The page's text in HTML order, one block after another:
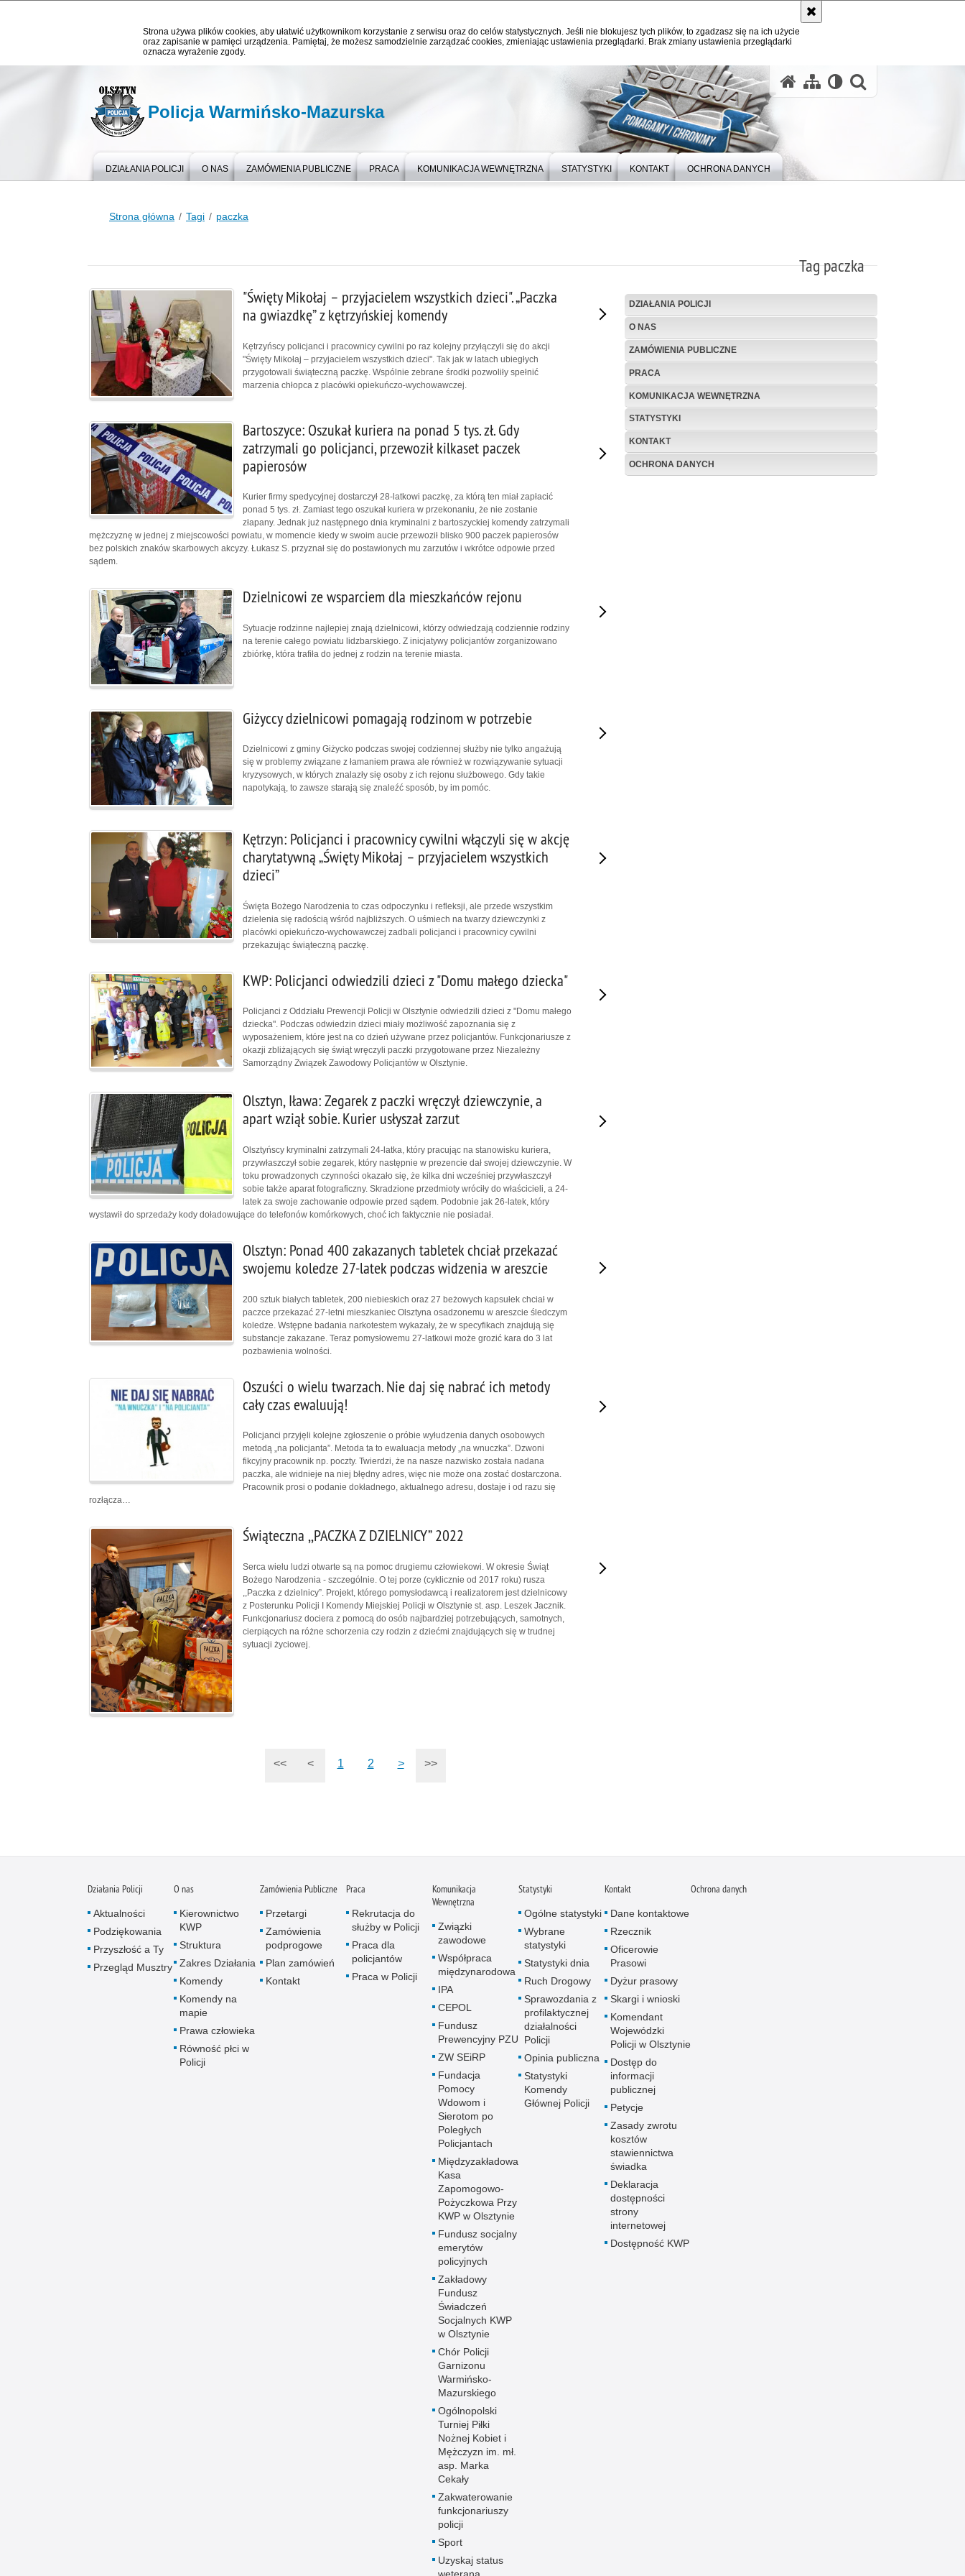
Strona używa plików cookies, aby ułatwić użytkownikom korzystanie z serwisu oraz do celów statystycznych. Jeśli nie blokujesz tych plików, to zgadzasz się na ich użycie
oraz zapisanie w pamięci urządzenia. Pamiętaj, że możesz samodzielnie zarządzać cookies, zmieniając ustawienia przeglądarki. Brak zmiany ustawienia przeglądarki
oznacza wyrażenie zgody.
Policja Warmińsko-Mazurska
DZIAŁANIA POLICJI O NAS ZAMÓWIENIA PUBLICZNE PRACA KOMUNIKACJA WEWNĘTRZNA STATYSTYKI KONTAKT OCHRONA DANYCH
Strona główna Tagi paczka
Tag paczka
DZIAŁANIA POLICJI
O NAS
ZAMÓWIENIA PUBLICZNE
PRACA
KOMUNIKACJA WEWNĘTRZNA
STATYSTYKI
KONTAKT
OCHRONA DANYCH
"Święty Mikołaj – przyjacielem wszystkich dzieci". „Paczka
na gwiazdkę” z kętrzyńskiej komendy
Kętrzyńscy policjanci i pracownicy cywilni po raz kolejny przyłączyli się do akcji
"Święty Mikołaj – przyjacielem wszystkich dzieci". Tak jak w latach ubiegłych
przygotowali świąteczną paczkę. Wspólnie zebrane środki pozwoliły spełnić
marzenia chłopca z placówki opiekuńczo-wychowawczej.
Bartoszyce: Oszukał kuriera na ponad 5 tys. zł. Gdy
zatrzymali go policjanci, przewoził kilkaset paczek
papierosów
Kurier firmy spedycyjnej dostarczył 28-latkowi paczkę, za którą ten miał zapłacić
ponad 5 tys. zł. Zamiast tego oszukał kuriera w przekonaniu, że nie zostanie
złapany. Jednak już następnego dnia kryminalni z bartoszyckiej komendy zatrzymali
mężczyznę w jednej z miejscowości powiatu, w momencie kiedy w swoim aucie przewoził blisko 900 paczek papierosów
bez polskich znaków skarbowych akcyzy. Łukasz S. przyznał się do postawionych mu zarzutów i wkrótce odpowie przed
sądem.
Dzielnicowi ze wsparciem dla mieszkańców rejonu
Sytuacje rodzinne najlepiej znają dzielnicowi, którzy odwiedzają codziennie rodziny
na terenie całego powiatu lidzbarskiego. Z inicjatywy policjantów zorganizowano
zbiórkę, która trafiła do jednej z rodzin na terenie miasta.
Giżyccy dzielnicowi pomagają rodzinom w potrzebie
Dzielnicowi z gminy Giżycko podczas swojej codziennej służby nie tylko angażują
się w problemy związane z łamaniem prawa ale również w rozwiązywanie sytuacji
kryzysowych, w których znalazły się osoby z ich rejonu służbowego. Gdy takie
napotykają, to zawsze starają się znaleźć sposób, by im pomóc.
Kętrzyn: Policjanci i pracownicy cywilni włączyli się w akcję
charytatywną „Święty Mikołaj – przyjacielem wszystkich
dzieci”
Święta Bożego Narodzenia to czas odpoczynku i refleksji, ale przede wszystkim
dzielenia się radością wśród najbliższych. O uśmiech na twarzy dziewczynki z
placówki opiekuńczo-wychowawczej zadbali policjanci i pracownicy cywilni
przekazując świąteczną paczkę.
KWP: Policjanci odwiedzili dzieci z "Domu małego dziecka"
Policjanci z Oddziału Prewencji Policji w Olsztynie odwiedzili dzieci z "Domu małego
dziecka". Podczas odwiedzin dzieci miały możliwość zapoznania się z
wyposażeniem, które jest na co dzień używane przez policjantów. Funkcjonariusze z
okazji zbliżających się świąt wręczyli paczki przygotowane przez Niezależny
Samorządny Związek Zawodowy Policjantów w Olsztynie.
Olsztyn, Iława: Zegarek z paczki wręczył dziewczynie, a
apart wziął sobie. Kurier usłyszał zarzut
Olsztyńscy kryminalni zatrzymali 24-latka, który pracując na stanowisku kuriera,
przywłaszczył sobie zegarek, który następnie w prezencie dał swojej dziewczynie. W
toku prowadzonych czynności okazało się, że kilka dni wcześniej przywłaszczył
sobie także aparat fotograficzny. Skradzione przedmioty wróciły do właścicieli, a 24-
latek za swoje zachowanie odpowie przed sądem. Podobnie jak 26-latek, który
wystawił do sprzedaży kody doładowujące do telefonów komórkowych, choć ich faktycznie nie posiadał.
Olsztyn: Ponad 400 zakazanych tabletek chciał przekazać
swojemu koledze 27-latek podczas widzenia w areszcie
200 sztuk białych tabletek, 200 niebieskich oraz 27 beżowych kapsułek chciał w
paczce przekazać 27-letni mieszkaniec Olsztyna osadzonemu w areszcie śledczym
koledze. Wstępne badania narkotestem wykazały, że w specyfikach znajdują się
substancje zakazane. Teraz pomysłowemu 27-latkowi może grozić kara do 3 lat
pozbawienia wolności.
Oszuści o wielu twarzach. Nie daj się nabrać ich metody
cały czas ewaluują!
Policjanci przyjęli kolejne zgłoszenie o próbie wyłudzenia danych osobowych
metodą „na policjanta”. Metoda ta to ewaluacja metody „na wnuczka”. Dzwoni
fikcyjny pracownik np. poczty. Twierdzi, że na nasze nazwisko została nadana
paczka, ale widnieje na niej błędny adres, więc nie może ona zostać dostarczona.
Pracownik prosi o podanie dokładnego, aktualnego adresu, dostaje i od razu się
rozłącza…
Świąteczna ,,PACZKA Z DZIELNICY” 2022
Serca wielu ludzi otwarte są na pomoc drugiemu człowiekowi. W okresie Świąt
Bożego Narodzenia - szczególnie. O tej porze (cyklicznie od 2017 roku) rusza
,,Paczka z dzielnicy”. Projekt, którego pomysłodawcą i realizatorem jest dzielnicowy
z Posterunku Policji I Komendy Miejskiej Policji w Olsztynie st. asp. Leszek Jacznik.
Funkcjonariusz dociera z pomocą do osób najbardziej potrzebujących, samotnych,
cierpiących na różne schorzenia czy rodzin z dziećmi znajdujących się w trudnej
sytuacji życiowej.
<< < 1 2 > >>
Działania Policji
Aktualności
Podziękowania
Przyszłość a Ty
Przegląd Musztry
O nas
Kierownictwo
KWP
Struktura
Zakres Działania
Komendy
Komendy na
mapie
Prawa człowieka
Równość płci w
Policji
Zamówienia Publiczne
Przetargi
Zamówienia
podprogowe
Plan zamówień
Kontakt
Praca
Rekrutacja do
służby w Policji
Praca dla
policjantów
Praca w Policji
Komunikacja
Wewnętrzna
Związki
zawodowe
Współpraca
międzynarodowa
IPA
CEPOL
Fundusz
Prewencyjny PZU
ZW SEiRP
Fundacja
Pomocy
Wdowom i
Sierotom po
Poległych
Policjantach
Międzyzakładowa
Kasa
Zapomogowo-
Pożyczkowa Przy
KWP w Olsztynie
Fundusz socjalny
emerytów
policyjnych
Zakładowy
Fundusz
Świadczeń
Socjalnych KWP
w Olsztynie
Chór Policji
Garnizonu
Warmińsko-
Mazurskiego
Ogólnopolski
Turniej Piłki
Nożnej Kobiet i
Mężczyzn im. mł.
asp. Marka
Cekały
Zakwaterowanie
funkcjonariuszy
policji
Sport
Uzyskaj status
Statystyki
Ogólne statystyki
Wybrane
statystyki
Statystyki dnia
Ruch Drogowy
Sprawozdania z
profilaktycznej
działalności
Policji
Opinia publiczna
Statystyki
Komendy
Głównej Policji
Kontakt
Dane kontaktowe
Rzecznik
Oficerowie
Prasowi
Dyżur prasowy
Skargi i wnioski
Komendant
Wojewódzki
Policji w Olsztynie
Dostęp do
informacji
publicznej
Petycje
Zasady zwrotu
kosztów
stawiennictwa
świadka
Deklaracja
dostępności
strony
internetowej
Dostępność KWP
Ochrona danych